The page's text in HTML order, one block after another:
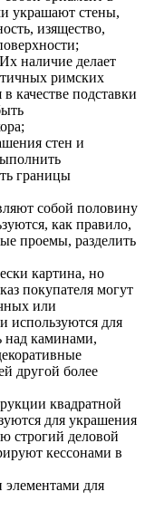
украшают стены,
изящество,
наличие делает
римских
качестве подставки
стен и
границы
собой половину
как правило,
проемы, разделить
картина, но
покупателя могут
или
используются для
над каминами,
другой более
квадратной
для украшения
строгий деловой
кессонами в
для